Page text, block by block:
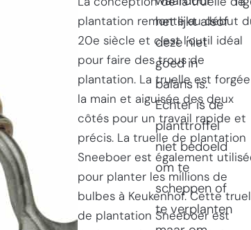
plantation remonte au début
20e siècle et c’est l’outil idéal
pour faire des trous de
plantation. La truelle est forgée
la main et aiguisée des deux
côtés pour un travail rapide et
précis. La truelle de plantation
Sneeboer est également
pour planter les millions de
bulbes à Keukenhof. Cette
de plantation Sneeboer est
het lijkt alsof
deze niet
goed in
balans is.
Echter is de
planttroffel
niet bedoeld
om te
scheppen of
te verplanten